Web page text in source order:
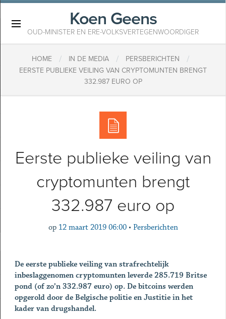
Koen Geens
OUD-MINISTER EN ERE-VOLKSVERTEGENWOORDIGER
HOME / IN DE MEDIA / PERSBERICHTEN /
EERSTE PUBLIEKE VEILING VAN CRYPTOMUNTEN BRENGT
332.987 EURO OP
Eerste publieke veiling van
cryptomunten brengt
332.987 euro op
op 12 maart 2019 06:00 • Persberichten
De eerste publieke veiling van strafrechtelijk
inbeslaggenomen cryptomunten leverde 285.719 Britse
pond (of zo’n 332.987 euro) op. De bitcoins werden
opgerold door de Belgische politie en Justitie in het
kader van drugshandel.